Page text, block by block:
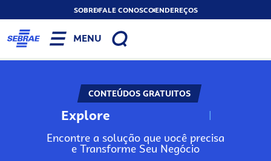
SOBREFALE CONOSCOENDEREÇOS
MENU
CONTEÚDOS GRATUITOS
Explore N
Encontre a solução que você precisa
e Transforme Seu Negócio